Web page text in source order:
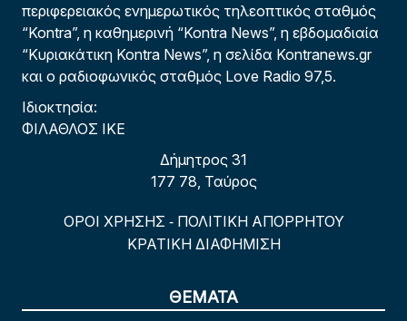
περιφερειακός ενημερωτικός τηλεοπτικός σταθμός
“Kontra”, η καθημερινή “Kontra News”, η εβδομαδιαία
“Κυριακάτικη Kontra News”, η σελίδα Kontranews.gr
και ο ραδιοφωνικός σταθμός Love Radio 97,5.
Ιδιοκτησία:
ΦΙΛΑΘΛΟΣ ΙΚΕ
Δήμητρος 31
177 78, Ταύρος
ΟΡΟΙ ΧΡΗΣΗΣ - ΠΟΛΙΤΙΚΗ ΑΠΟΡΡΗΤΟΥ
ΚΡΑΤΙΚΗ ΔΙΑΦΗΜΙΣΗ
ΘΕΜΑΤΑ